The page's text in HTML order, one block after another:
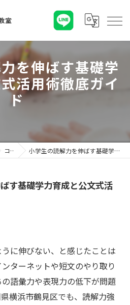
を伸ばす基礎学
活用術徹底ガイ
ド
コラム 小学生の読解力を伸ばす基礎学力育成と公文式活用術徹底ガイド
す基礎学力育成と公文式活
に伸びない、と感じたことは
ターネットや短文のやり取り
語彙力や表現力の低下が問題
横浜市鶴見区でも、読解力強